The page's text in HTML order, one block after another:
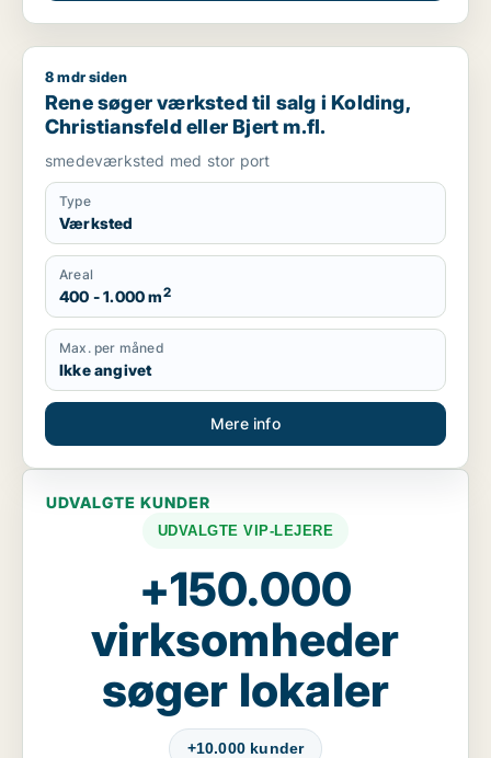
Rene søger værksted til salg i Kolding, Christiansfeld eller
8 mdr siden
Rene søger værksted til salg i Kolding,
Christiansfeld eller Bjert m.fl.
smedeværksted med stor port
Type
Værksted
Areal
400 - 1.000 m2
Max. per måned
Ikke angivet
Mere info
UDVALGTE KUNDER
UDVALGTE VIP-LEJERE
+150.000
virksomheder
søger lokaler
+10.000 kunder